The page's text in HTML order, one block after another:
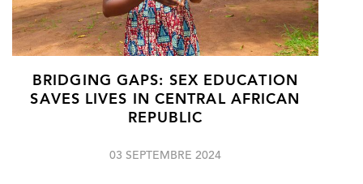
BRIDGING GAPS: SEX EDUCATION
SAVES LIVES IN CENTRAL AFRICAN
REPUBLIC
03 SEPTEMBRE 2024